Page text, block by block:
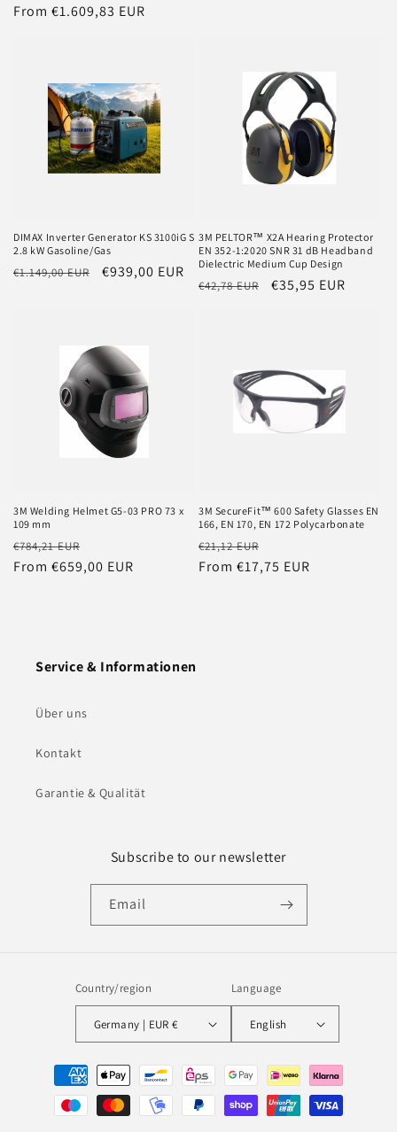
price
price
From €1.609,83 EUR
DIMAX Inverter Generator KS 3100iG S
2.8 kW Gasoline/Gas
Regular
€1.149,00 EUR
Sale
€939,00 EUR
3M PELTOR™ X2A Hearing Protector
EN 352-1:2020 SNR 31 dB Headband
Dielectric Medium Cup Design
Regular
€42,78 EUR
Sale
€35,95 EUR
3M Welding Helmet G5-03 PRO 73 x
109 mm
Regular
price
€784,21 EUR
price
From €659,00 EUR
3M SecureFit™ 600 Safety Glasses EN
166, EN 170, EN 172 Polycarbonate
Regular
price
€21,12 EUR
price
From €17,75 EUR
Service & Informationen
Über uns
Kontakt
Garantie & Qualität
Subscribe to our newsletter
Email
Country/region
Germany | EUR €
Language
English
Payment
methods